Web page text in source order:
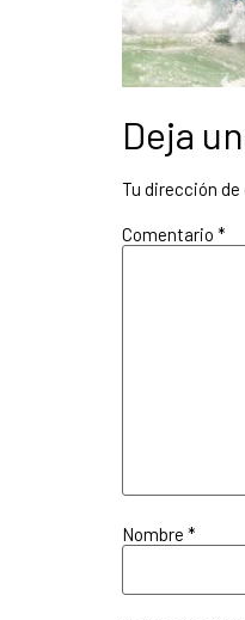
Deja
Tu dirección
Comentario *
Nombre *